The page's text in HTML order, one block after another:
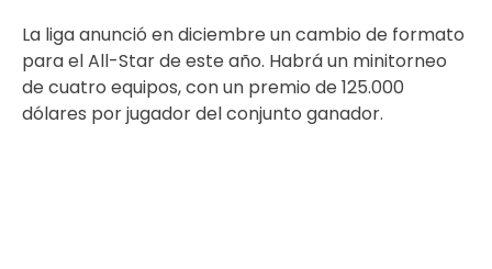
La liga anunció en diciembre un cambio de formato
para el All-Star de este año. Habrá un minitorneo
de cuatro equipos, con un premio de 125.000
dólares por jugador del conjunto ganador.